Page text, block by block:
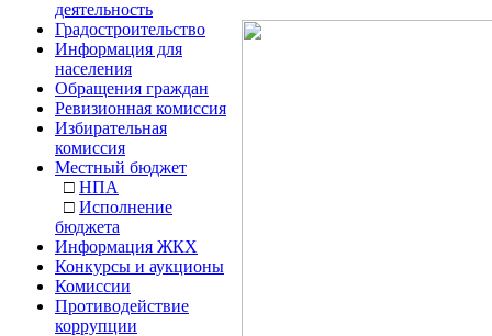
деятельность
Градостроительство
Информация для
населения
Обращения граждан
Ревизионная комиссия
Избирательная
комиссия
Местный бюджет
□ НПА
□ Исполнение
бюджета
Информация ЖКХ
Конкурсы и аукционы
Комиссии
Противодействие
коррупции